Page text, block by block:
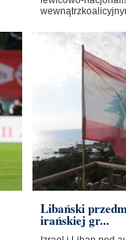
Libański
irańskiej gr...